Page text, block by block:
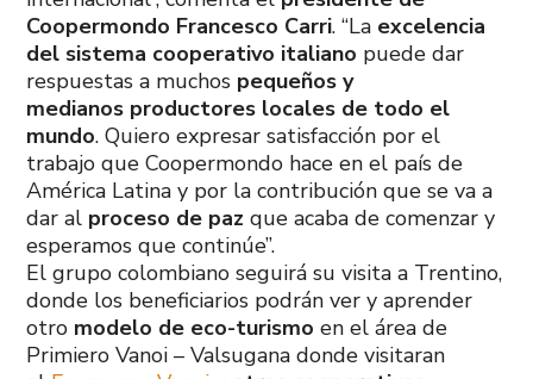
Coopermondo Francesco Carri. “La excelencia
del sistema cooperativo italiano puede dar
respuestas a muchos pequeños y
medianos productores locales de todo el
mundo. Quiero expresar satisfacción por el
trabajo que Coopermondo hace en el país de
América Latina y por la contribución que se va a
dar al proceso de paz que acaba de comenzar y
esperamos que continúe”.
El grupo colombiano seguirá su visita a Trentino,
donde los beneficiarios podrán ver y aprender
otro modelo de eco-turismo en el área de
Primiero Vanoi – Valsugana donde visitaran